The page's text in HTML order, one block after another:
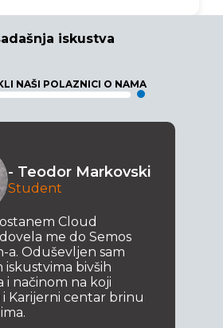
iskustva
NAŠI POLAZNICI O NAMA
- Teodor Markovski
Student
Cloud
me do Semos
a. Oduševljen sam
iskustvima bivših
i načinom na koji
i Karijerni centar brinu